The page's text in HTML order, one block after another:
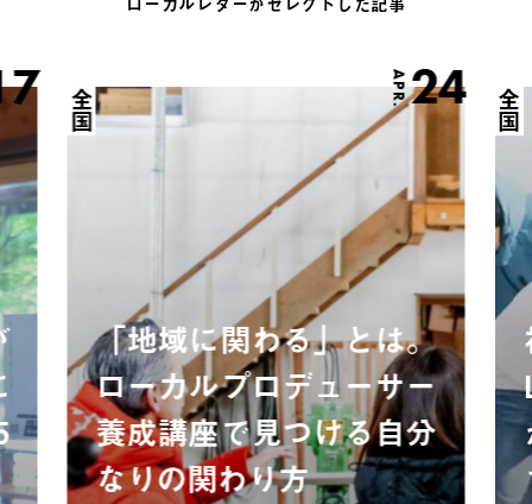
APR.24
全国
「地域に関わる」とは。
ローカルプロデューサー
養成講座で見つける自分
なりの関わり方
全国